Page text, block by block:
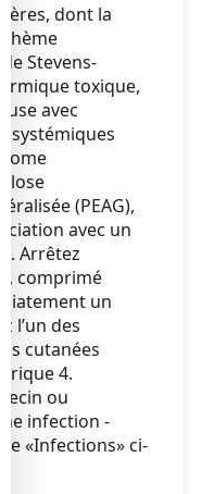
dont la
Stevens-
toxique,
avec
systémiques
(PEAG),
avec un
Arrêtez
comprimé
un
l’un des
cutanées
4.
ou
infection -
«Infections» ci-